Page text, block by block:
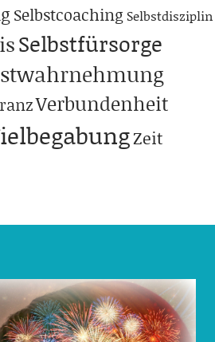
Selbstcoaching Selbstdisziplin
Selbstfürsorge
Verbundenheit
Zeit